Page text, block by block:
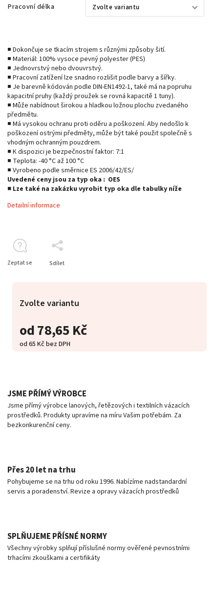
Pracovní délka
od78,65 Kč
od65 Kčbez DPH
Zvolte variantu
■ Dokončuje se tkacím strojem s různými způsoby šití.
■ Materiál: 100% vysoce pevný polyester (PES)
■ Jednovrstvý nebo dvouvrstvý.
■ Pracovní zatížení lze snadno rozlišit podle barvy a šířky.
■ Je barevně kódován podle DIN-EN1492-1, také má na popruhu
kapacitní pruhy (každý proužek se rovná kapacitě 1 tuny).
■ Může nabídnout širokou a hladkou ložnou plochu zvedaného
předmětu.
■ Má vysokou ochranu proti oděru a poškození. Aby nedošlo k
poškození ostrými předměty, může být také použit společně s
vhodným ochranným pouzdrem.
■ K dispozici je bezpečnostní faktor: 7:1
■ Teplota: -40 °C až 100 °C
■ Vyrobeno podle směrnice ES 2006/42/ES/
Uvedené ceny jsou za typ oka : OES
■ Lze také na zakázku vyrobit typ oka dle tabulky níže
Detailní informace
Zeptat se Sdílet
JSME PŘÍMÝ VÝROBCE
Jsme přímý výrobce lanových, řetězových i textilních vázacích
prostředků. Produkty upravíme na míru Vašim potřebám. Za
bezkonkurenční ceny.
Přes 20 let na trhu
Pohybujeme se na trhu od roku 1996. Nabízíme nadstandardní
servis a poradenství. Revize a opravy vázacích prostředků
SPLŇUJEME PŘÍSNÉ NORMY
Všechny výrobky splňují příslušné normy ověřené pevnostními
trhacími zkouškami a certifikáty